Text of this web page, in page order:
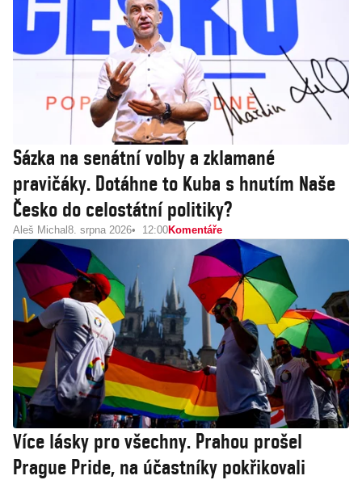
Sázka na senátní volby a zklamané
pravičáky. Dotáhne to Kuba s hnutím Naše
Česko do celostátní politiky?
Aleš Michal 8. srpna 2026 12:00Komentáře
Více lásky pro všechny. Prahou prošel
Prague Pride, na účastníky pokřikovali